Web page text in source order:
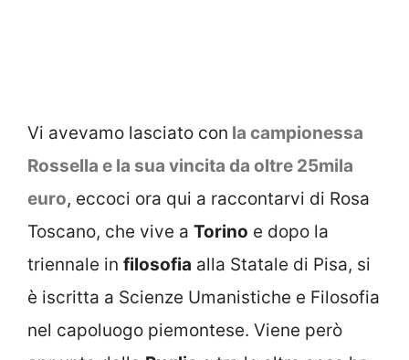
Vi avevamo lasciato con la campionessa
Rossella e la sua vincita da oltre 25mila
euro, eccoci ora qui a raccontarvi di Rosa
Toscano, che vive a Torino e dopo la
triennale in filosofia alla Statale di Pisa, si
è iscritta a Scienze Umanistiche e Filosofia
nel capoluogo piemontese. Viene però